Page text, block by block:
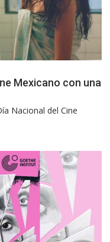
Mexicano con una
Nacional del Cine